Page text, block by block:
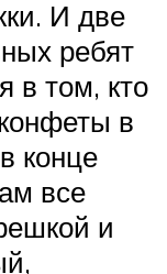
И две
ребят
в том, кто
в
конце
все
и